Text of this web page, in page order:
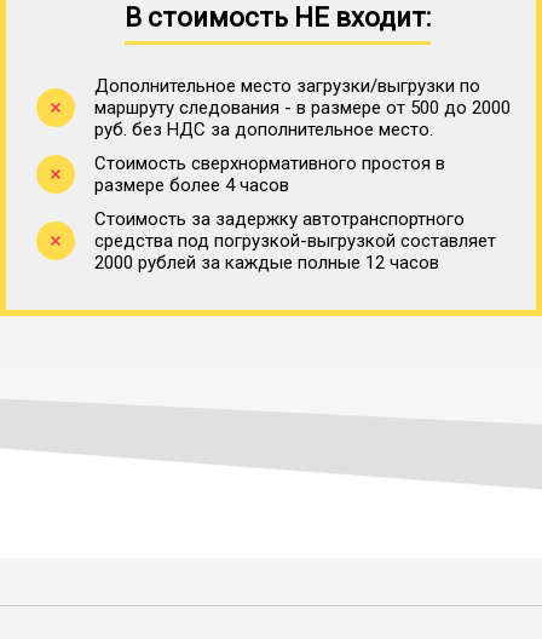
В стоимость НЕ входит:
Дополнительное место загрузки/выгрузки по
маршруту следования - в размере от 500 до 2000
руб. без НДС за дополнительное место.
Стоимость сверхнормативного простоя в
размере более 4 часов
Стоимость за задержку автотранспортного
средства под погрузкой-выгрузкой составляет
2000 рублей за каждые полные 12 часов